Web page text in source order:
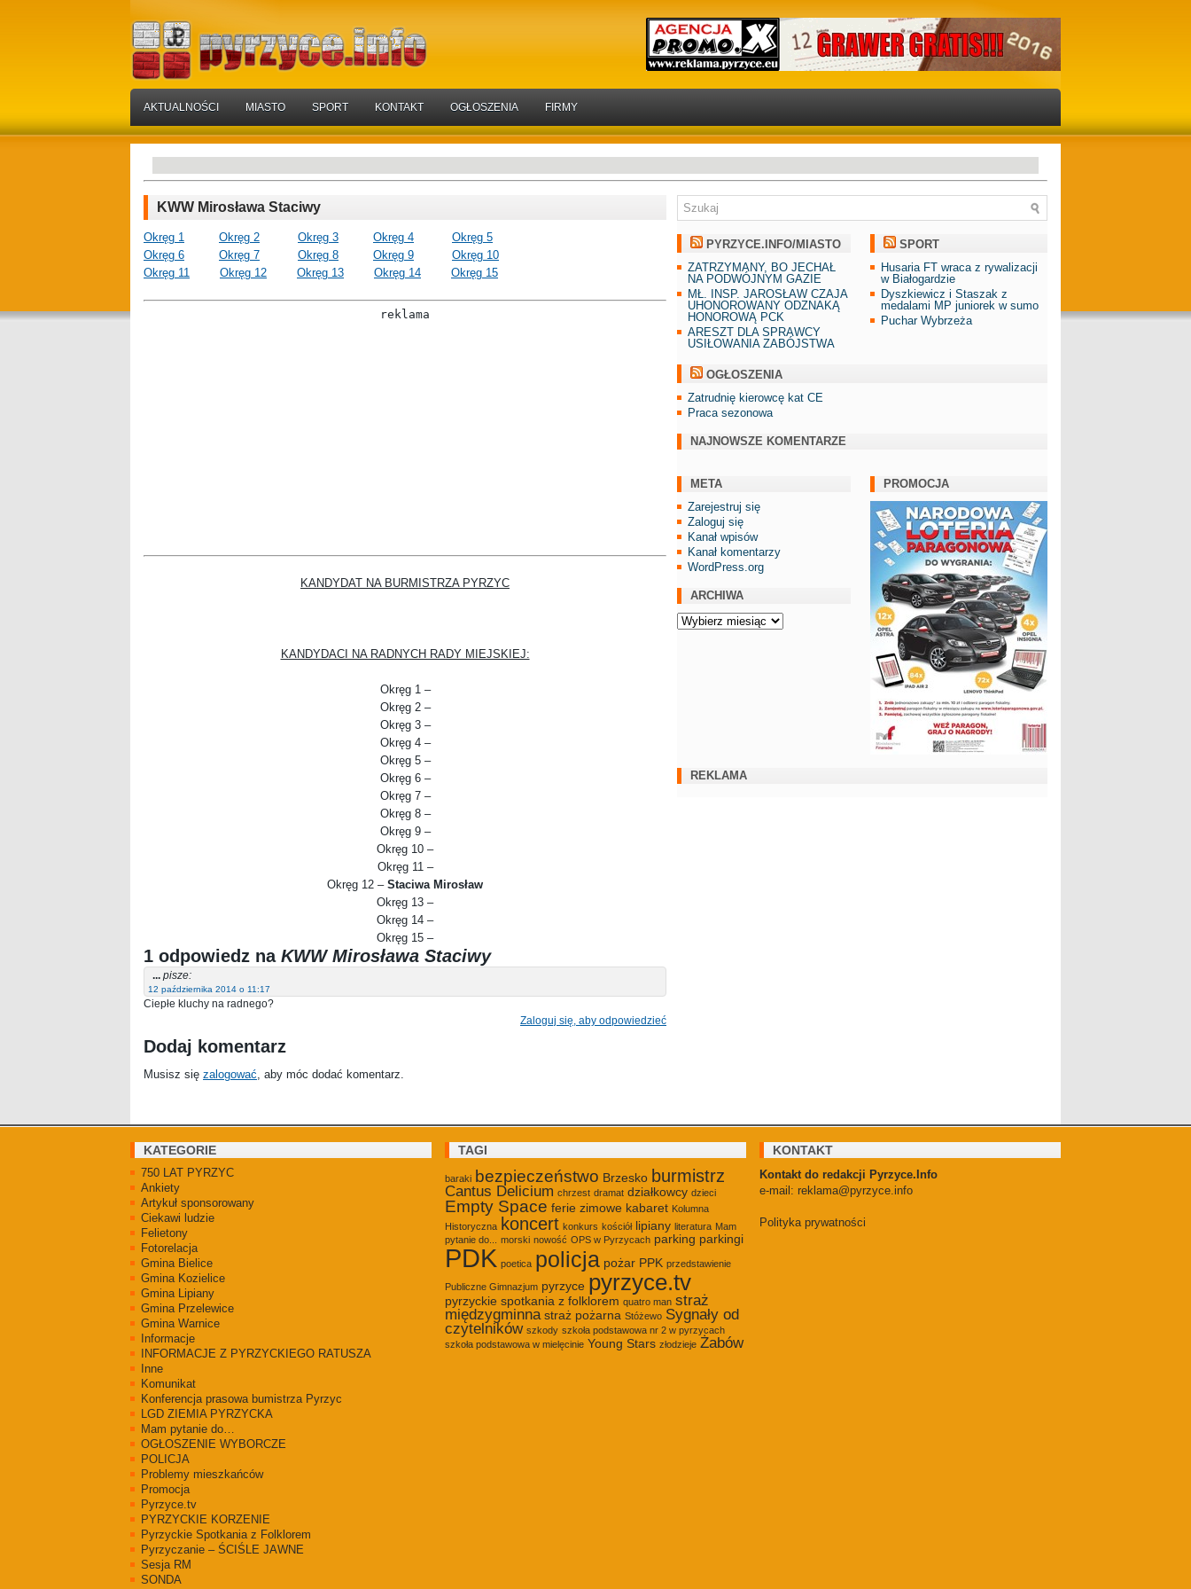
AKTUALNOŚCI MIASTO SPORT KONTAKT OGŁOSZENIA FIRMY
KWW Mirosława Staciwy
Okręg 1 Okręg 2 Okręg 3 Okręg 4
Okręg 5
Okręg 6
Okręg 7 Okręg 8 Okręg 9
Okręg 10
Okręg 11
Okręg 12 Okręg 13 Okręg 14 Okręg 15
reklama
KANDYDAT NA BURMISTRZA PYRZYC
KANDYDACI NA RADNYCH RADY MIEJSKIEJ:
Okręg 1 –
Okręg 2 –
Okręg 3 –
Okręg 4 –
Okręg 5 –
Okręg 6 –
Okręg 7 –
Okręg 8 –
Okręg 9 –
Okręg 10 –
Okręg 11 –
Okręg 12 – Staciwa Mirosław
Okręg 13 –
Okręg 14 –
Okręg 15 –
1 odpowiedz na KWW Mirosława Staciwy
... pisze:
12 października 2014 o 11:17
Ciepłe kluchy na radnego?
Zaloguj się, aby odpowiedzieć
Dodaj komentarz
Musisz się zalogować , aby móc dodać komentarz.
PYRZYCE.INFO/MIASTO
ZATRZYMANY, BO JECHAŁ
NA PODWÓJNYM GAZIE
MŁ. INSP. JAROSŁAW CZAJA
UHONOROWANY ODZNAKĄ
HONOROWĄ PCK
ARESZT DLA SPRAWCY
USIŁOWANIA ZABÓJSTWA
SPORT
Husaria FT wraca z rywalizacji
w Białogardzie
Dyszkiewicz i Staszak z
medalami MP juniorek w sumo
Puchar Wybrzeża
OGŁOSZENIA
Zatrudnię kierowcę kat CE
Praca sezonowa
NAJNOWSZE KOMENTARZE
META
Zarejestruj się
Zaloguj się
Kanał wpisów
Kanał komentarzy
WordPress.org
ARCHIWA
Archiwa
PROMOCJA
REKLAMA
KATEGORIE
750 LAT PYRZYC
Ankiety
Artykuł sponsorowany
Ciekawi ludzie
Felietony
Fotorelacja
Gmina Bielice
Gmina Kozielice
Gmina Lipiany
Gmina Przelewice
Gmina Warnice
Informacje
INFORMACJE Z PYRZYCKIEGO RATUSZA
Inne
Komunikat
Konferencja prasowa bumistrza Pyrzyc
LGD ZIEMIA PYRZYCKA
Mam pytanie do…
OGŁOSZENIE WYBORCZE
POLICJA
Problemy mieszkańców
Promocja
Pyrzyce.tv
PYRZYCKIE KORZENIE
Pyrzyckie Spotkania z Folklorem
Pyrzyczanie – ŚCIŚLE JAWNE
Sesja RM
SONDA
TAGI
baraki bezpieczeństwo Brzesko burmistrz
Cantus Delicium chrzest dramat działkowcy dzieci
Empty Space ferie zimowe kabaret Kolumna
Historyczna koncert konkurs kościół lipiany literatura Mam
pytanie do...
morski nowość OPS w Pyrzycach parking parkingi
PDK poetica policja pożar PPK przedstawienie
Publiczne Gimnazjum pyrzyce pyrzyce.tv
pyrzyckie spotkania z folklorem quatro man straż
międzygminna straż pożarna Stóżewo Sygnały od
czytelników szkody szkoła podstawowa nr 2 w pyrzycach
szkoła podstawowa w mielęcinie Young Stars złodzieje Żabów
KONTAKT
Kontakt do redakcji Pyrzyce.Info
e-mail: reklama@pyrzyce.info
Polityka prywatności